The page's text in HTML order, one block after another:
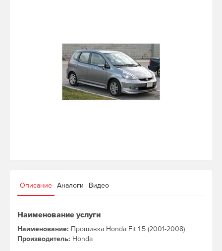
Описание Аналоги Видео
Наименование услуги
Наименование: Прошивка Honda Fit 1.5 (2001-2008)
Производитель: Honda